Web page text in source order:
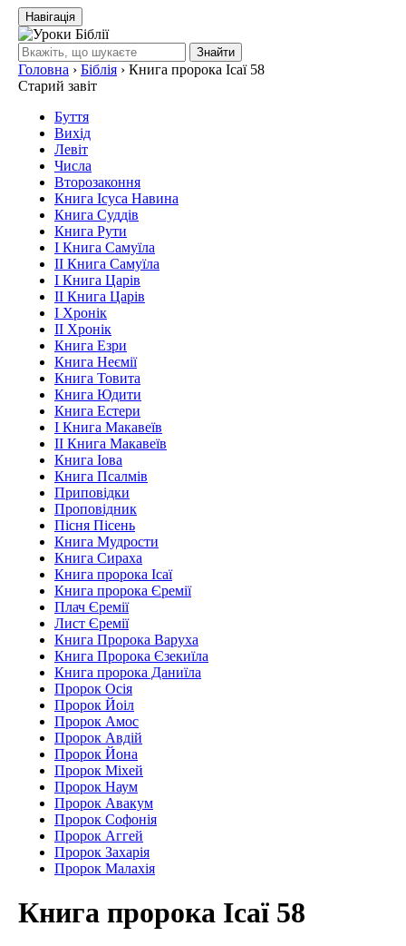
Навігація
Знайти
Головна › Біблія › Книга пророка Ісаї 58
Старий завіт
Буття
Вихід
Левіт
Числа
Второзаконня
Книга Ісуса Навина
Книга Суддів
Книга Рути
І Книга Самуїла
ІІ Книга Самуїла
І Книга Царів
ІІ Книга Царів
І Хронік
ІІ Хронік
Книга Езри
Книга Неємії
Книга Товита
Книга Юдити
Книга Естери
І Книга Макавеїв
ІІ Книга Макавеїв
Книга Іова
Книга Псалмів
Приповідки
Проповідник
Пісня Пісень
Книга Мудрости
Книга Сираха
Книга пророка Ісаї
Книга пророка Єремії
Плач Єремії
Лист Єремії
Книга Пророка Варуха
Книга Пророка Єзекиїла
Книга пророка Даниїла
Пророк Осія
Пророк Йоіл
Пророк Амос
Пророк Авдій
Пророк Йона
Пророк Міхей
Пророк Наум
Пророк Авакум
Пророк Софонія
Пророк Аггей
Пророк Захарія
Пророк Малахія
Книга пророка Ісаї 58